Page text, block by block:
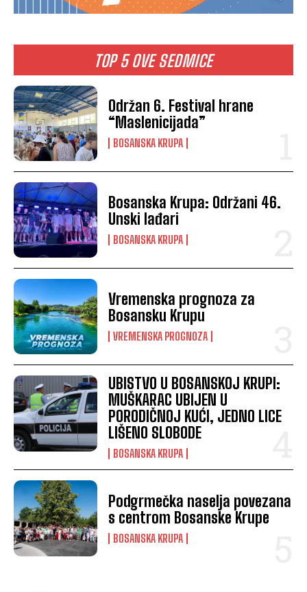
TOP 5 OVE SEDMICE
Održan 6. Festival hrane
“Maslenicijada”
BOSANSKA KRUPA
Bosanska Krupa: Održani 46.
Unski lađari
BOSANSKA KRUPA
Vremenska prognoza za
Bosansku Krupu
VREMENSKA PROGNOZA
UBISTVO U BOSANSKOJ KRUPI:
MUŠKARAC UBIJEN U
PORODIČNOJ KUĆI, JEDNO LICE
LIŠENO SLOBODE
BOSANSKA KRUPA
Podgrmečka naselja povezana
s centrom Bosanske Krupe
BOSANSKA KRUPA